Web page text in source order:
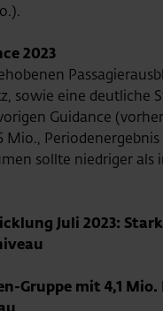
2023
sowie eine deutliche
Guidance
Mio.,
sollte niedriger als
Juli 2023:
Gruppe mit 4,1 Mio.